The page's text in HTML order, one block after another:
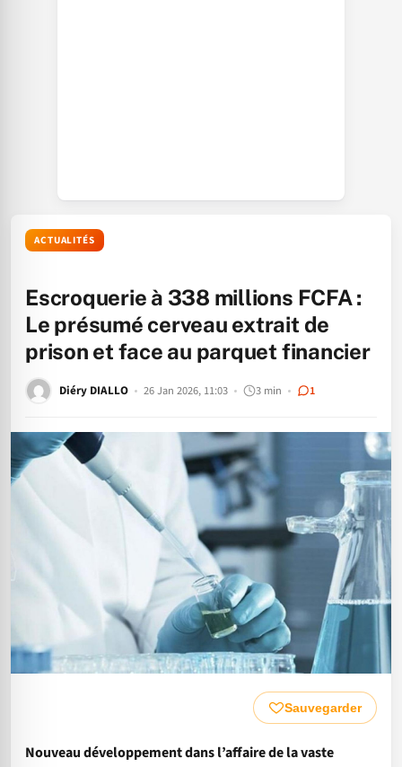
ACTUALITÉS
Escroquerie à 338 millions FCFA :
Le présumé cerveau extrait de
prison et face au parquet financier
Diéry DIALLO 26 Jan 2026, 11:03 3 min 1
Sauvegarder
Nouveau développement dans l’affaire de la vaste